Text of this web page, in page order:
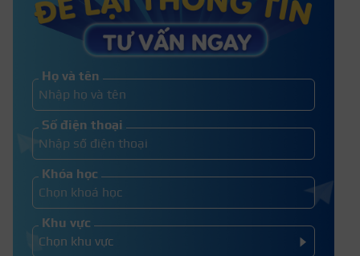
Ngành cảnh sát giao thông học trường
nào? Lấy bao nhiêu điểm?
Họ và tên
Số điện thoại
Khóa học
Khu vực